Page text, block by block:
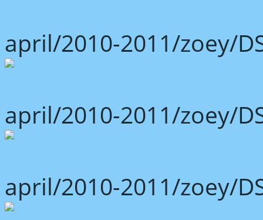
april/2010-2011/zoey/
april/2010-2011/zoey/
april/2010-2011/zoey/